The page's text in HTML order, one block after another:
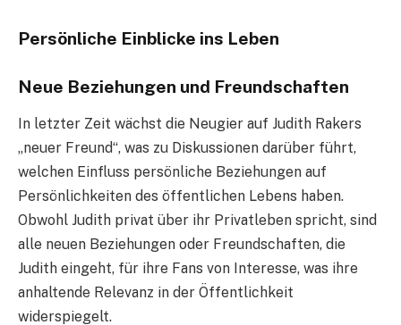
Persönliche Einblicke ins Leben
Neue Beziehungen und Freundschaften
In letzter Zeit wächst die Neugier auf Judith Rakers
„neuer Freund“, was zu Diskussionen darüber führt,
welchen Einfluss persönliche Beziehungen auf
Persönlichkeiten des öffentlichen Lebens haben.
Obwohl Judith privat über ihr Privatleben spricht, sind
alle neuen Beziehungen oder Freundschaften, die
Judith eingeht, für ihre Fans von Interesse, was ihre
anhaltende Relevanz in der Öffentlichkeit
widerspiegelt.